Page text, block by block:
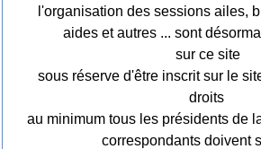
l'organisation des sessions ailes,
aides et autres ... sont
sur ce site
sous réserve d'être inscrit sur le
droits
au minimum tous les présidents de
correspondants doivent